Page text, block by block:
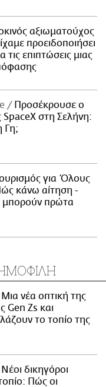
αξιωματούχος
προειδοποιήσει
τις επιπτώσεις μιας
Προσέκρουσε ο
στη Σελήνη:
Γη;
για Όλους
κάνω αίτηση -
πρώτα
νέα οπτική της
Gen Zs και
το τοπίο της
δικηγόροι
Πώς οι